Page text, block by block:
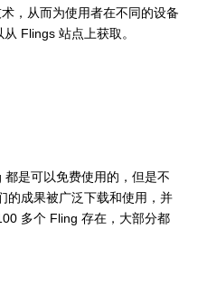
，从而为使用者在不同的设备
Flings 站点上获取。
是可以免费使用的，但是不
的成果被广泛下载和使用，并
多个 Fling 存在，大部分都